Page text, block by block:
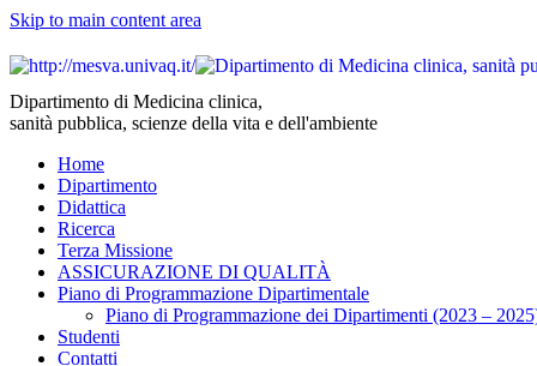
Skip to main content area
Dipartimento di Medicina clinica,
sanità pubblica, scienze della vita e dell'ambiente
Home
Dipartimento
Didattica
Ricerca
Terza Missione
ASSICURAZIONE DI QUALITÀ
Piano di Programmazione Dipartimentale
Piano di Programmazione dei Dipartimenti (2023 –
Studenti
Contatti